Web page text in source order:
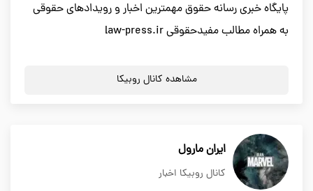
پایگاه خبری رسانه حقوق مهمترین اخبار و رویدادهای حقوقی
به همراه مطالب مفیدحقوقی law-press.ir
مشاهده کانال روبیکا
ایران مارول
کانال روبیکا اخبار